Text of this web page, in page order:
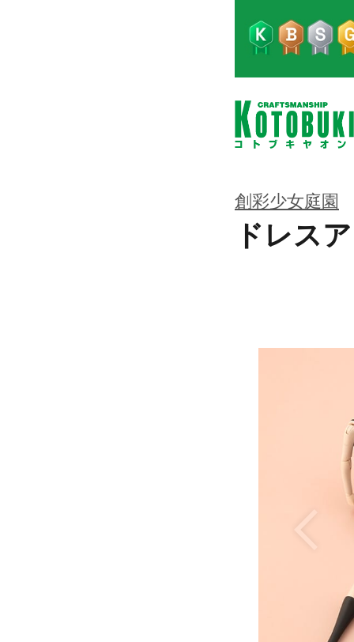
創彩少女庭園
ドレス